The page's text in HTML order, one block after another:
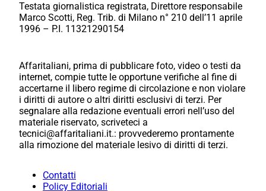
Testata giornalistica registrata, Direttore responsabile
Marco Scotti, Reg. Trib. di Milano n° 210 dell’11 aprile
1996 – P.I. 11321290154
Affaritaliani, prima di pubblicare foto, video o testi da
internet, compie tutte le opportune verifiche al fine di
accertarne il libero regime di circolazione e non violare
i diritti di autore o altri diritti esclusivi di terzi. Per
segnalare alla redazione eventuali errori nell’uso del
materiale riservato, scriveteci a
tecnici@affaritaliani.it.: provvederemo prontamente
alla rimozione del materiale lesivo di diritti di terzi.
Contatti
Policy Editoriali